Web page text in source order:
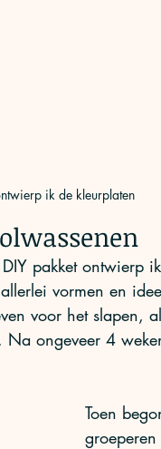
ik de kleurplaten
pakket ontwierp
vormen en
voor het slapen,
Na ongeveer 4
Toen